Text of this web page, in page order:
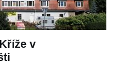
v